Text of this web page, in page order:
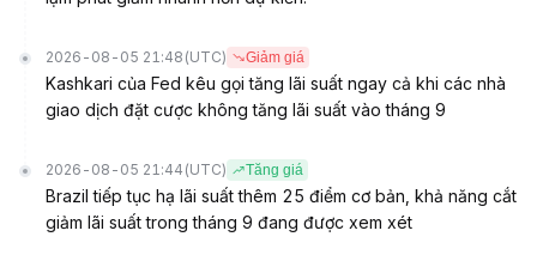
2026-08-05 21:48 (UTC) Giảm giá
Kashkari của Fed kêu gọi tăng lãi suất ngay cả khi các nhà
giao dịch đặt cược không tăng lãi suất vào tháng 9
2026-08-05 21:44 (UTC) Tăng giá
Brazil tiếp tục hạ lãi suất thêm 25 điểm cơ bản, khả năng cắt
giảm lãi suất trong tháng 9 đang được xem xét